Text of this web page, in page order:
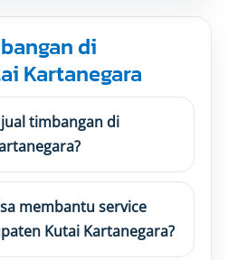
di
Kartanegara
timbangan di
membantu service
Kutai Kartanegara?